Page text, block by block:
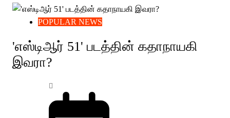
POPULAR NEWS
'எஸ்டிஆர் 51' படத்தின் கதாநாயகி
இவரா?